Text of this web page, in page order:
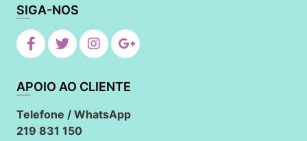
SIGA-NOS
APOIO AO CLIENTE
Telefone / WhatsApp
219 831 150